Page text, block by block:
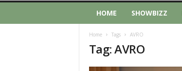
HOME SHOWBIZZ
Home Tags AVRO
Tag: AVRO